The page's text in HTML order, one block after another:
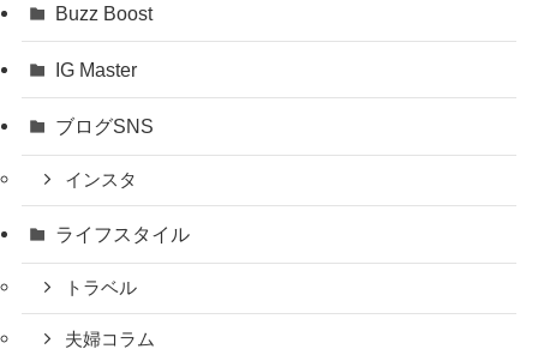
Buzz Boost
IG Master
ブログSNS
インスタ
ライフスタイル
トラベル
夫婦コラム